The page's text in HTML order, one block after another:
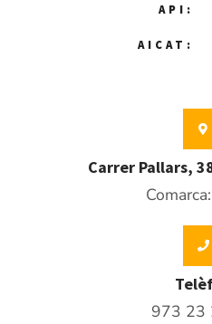
API:
AICAT:
Carrer Pallars,
973 23